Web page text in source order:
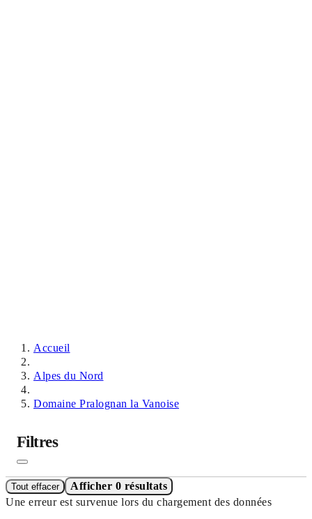
Accueil
Alpes du Nord
Domaine Pralognan la Vanoise
Filtres
Tout effacer
Afficher 0 résultats
Une erreur est survenue lors du chargement des données